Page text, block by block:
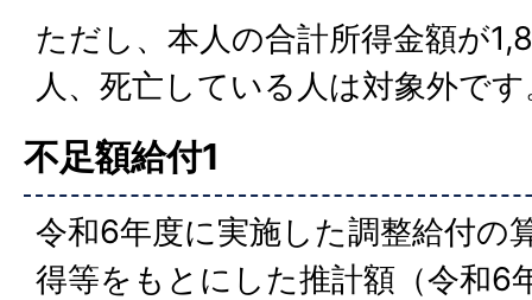
ただし、本人の合計所得金額が
人、死亡している人は対象外で
不足額給付1
令和6年度に実施した調整給付の
得等をもとにした推計額（令和6